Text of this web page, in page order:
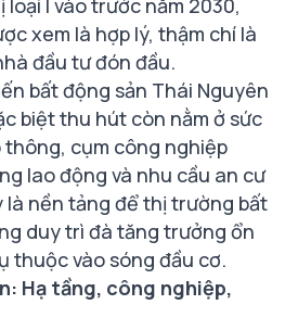
I vào trước năm 2030,
xem là hợp lý, thậm chí là
đầu tư đón đầu.
bất động sản Thái Nguyên
biệt thu hút còn nằm ở sức
cụm công nghiệp
lao động và nhu cầu an cư
là nền tảng để thị trường bất
duy trì đà tăng trưởng ổn
thuộc vào sóng đầu cơ.
Hạ tầng, công nghiệp,